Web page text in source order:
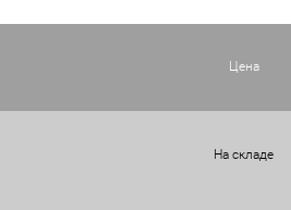
Цена
На складе